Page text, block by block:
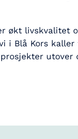
økt livskvalitet
i Blå Kors
utover